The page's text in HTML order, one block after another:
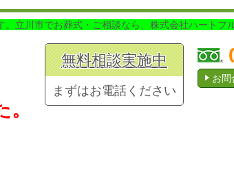
立川市でお葬式・ご相談なら、株式会社ハートフ
無料相談実施中
まずはお電話ください
お問